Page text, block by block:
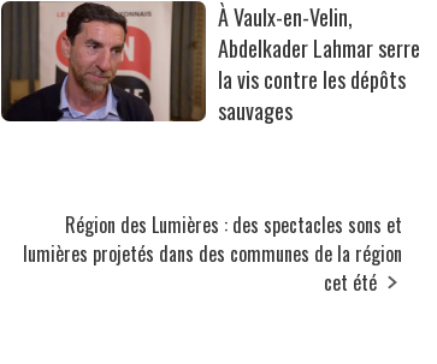
À Vaulx-en-Velin,
Abdelkader Lahmar serre
la vis contre les dépôts
sauvages
Région des Lumières : des spectacles sons et
lumières projetés dans des communes de la région
cet été